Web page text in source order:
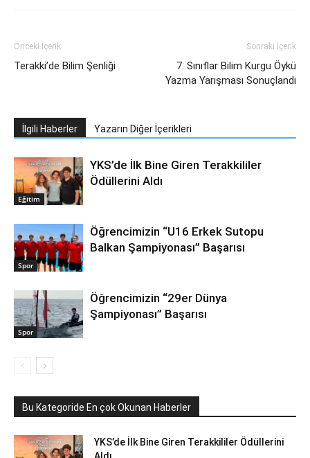
Önceki İçerik
Terakki’de Bilim Şenliği
Sonraki İçerik
7. Sınıflar Bilim Kurgu Öykü
Yazma Yarışması Sonuçlandı
İlgili Haberler Yazarın Diğer İçerikleri
Eğitim
YKS’de İlk Bine Giren Terakkililer
Ödüllerini Aldı
Spor
Öğrencimizin “U16 Erkek Sutopu
Balkan Şampiyonası” Başarısı
Spor
Öğrencimizin “29er Dünya
Şampiyonası” Başarısı
Bu Kategoride En çok Okunan Haberler
YKS’de İlk Bine Giren Terakkililer Ödüllerini